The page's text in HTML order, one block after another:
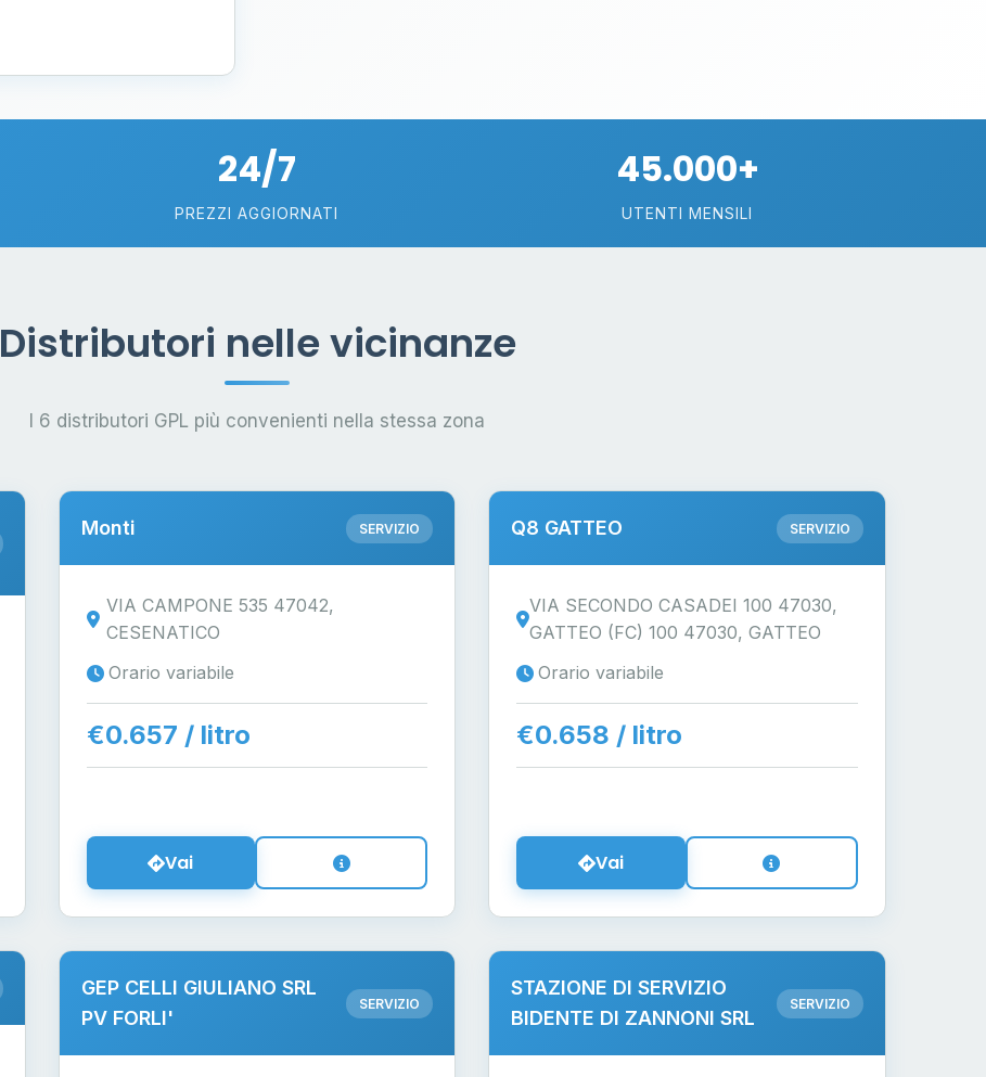
24/7
PREZZI AGGIORNATI
45.000+
UTENTI MENSILI
Distributori nelle vicinanze
I 6 distributori GPL più convenienti nella stessa zona
Monti SERVIZIO
VIA CAMPONE 535 47042,
CESENATICO
Orario variabile
€0.657 / litro
Vai
Q8 GATTEO SERVIZIO
VIA SECONDO CASADEI 100 47030,
GATTEO (FC) 100 47030, GATTEO
Orario variabile
€0.658 / litro
Vai
GEP CELLI GIULIANO SRL
PV FORLI'
SERVIZIO
STAZIONE DI SERVIZIO
BIDENTE DI ZANNONI SRL
SERVIZIO